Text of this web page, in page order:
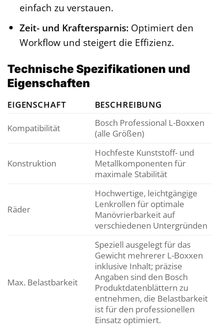
einfach zu verstauen.
Zeit- und Kraftersparnis: Optimiert den
Workflow und steigert die Effizienz.
Technische Spezifikationen und
Eigenschaften
EIGENSCHAFT BESCHREIBUNG
Kompatibilität
Bosch Professional L-Boxxen
(alle Größen)
Konstruktion
Hochfeste Kunststoff- und
Metallkomponenten für
maximale Stabilität
Räder
Hochwertige, leichtgängige
Lenkrollen für optimale
Manövrierbarkeit auf
verschiedenen Untergründen
Max. Belastbarkeit
Speziell ausgelegt für das
Gewicht mehrerer L-Boxxen
inklusive Inhalt; präzise
Angaben sind den Bosch
Produktdatenblättern zu
entnehmen, die Belastbarkeit
ist für den professionellen
Einsatz optimiert.